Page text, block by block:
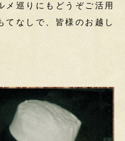
メ巡りにもどうぞご活用
てなしで、皆様のお越し